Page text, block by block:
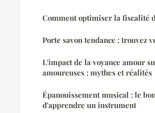
Comment optimiser la fiscalité
Porte savon tendance : trouvez
L'impact de la voyance amour
amoureuses : mythes et réalités
Épanouissement musical : le
d'apprendre un instrument